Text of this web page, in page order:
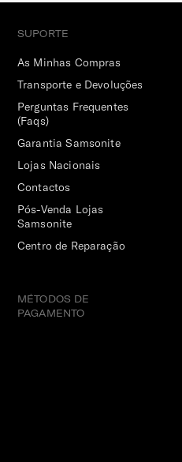
SUPORTE
As Minhas Compras
Transporte e Devoluções
Perguntas Frequentes
(Faqs)
Garantia Samsonite
Lojas Nacionais
Contactos
Pós-Venda Lojas
Samsonite
Centro de Reparação
MÉTODOS DE
PAGAMENTO